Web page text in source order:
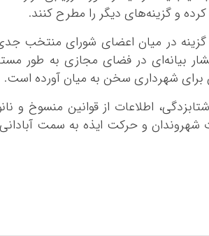
و گزینه‌های دیگر را مطرح کنند.
گزینه در میان اعضای شورای منتخب
بیانه‌ای در فضای مجازی به طور
برای شهرداری سخن به میان آورده است.
اطلاعات از قوانین منسوخ و
شهروندان و حرکت ایذه به سمت